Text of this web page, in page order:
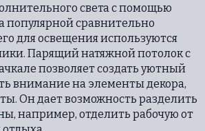
света с помощью
популярной сравнительно
для освещения используются
Парящий натяжной потолок с
позволяет создать уютный
внимание на элементы декора,
Он дает возможность разделить
например, отделить рабочую от